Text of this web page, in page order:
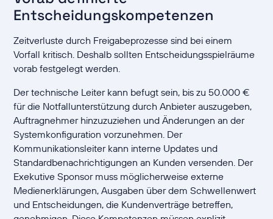
Entscheidungskompetenzen
Zeitverluste durch Freigabeprozesse sind bei einem
Vorfall kritisch. Deshalb sollten Entscheidungsspielräume
vorab festgelegt werden.
Der technische Leiter kann befugt sein, bis zu 50.000 €
für die Notfallunterstützung durch Anbieter auszugeben,
Auftragnehmer hinzuzuziehen und Änderungen an der
Systemkonfiguration vorzunehmen. Der
Kommunikationsleiter kann interne Updates und
Standardbenachrichtigungen an Kunden versenden. Der
Exekutive Sponsor muss möglicherweise externe
Medienerklärungen, Ausgaben über dem Schwellenwert
und Entscheidungen, die Kundenverträge betreffen,